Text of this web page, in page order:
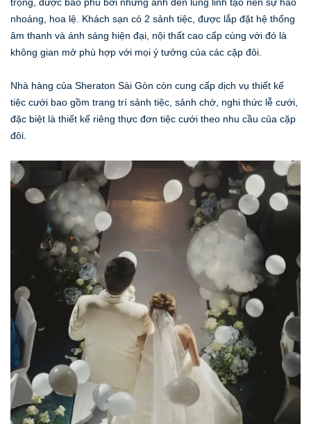
nhoáng, hoa lệ. Khách sạn có 2 sảnh tiệc, được lắp đặt hệ thống
âm thanh và ánh sáng hiện đại, nội thất cao cấp cùng với đó là
không gian mở phù hợp với mọi ý tưởng của các cặp đôi.
Nhà hàng của Sheraton Sài Gòn còn cung cấp dịch vụ thiết kế
tiệc cưới bao gồm trang trí sảnh tiệc, sảnh chờ, nghi thức lễ cưới,
đặc biệt là thiết kế riêng thực đơn tiệc cưới theo nhu cầu của cặp
đôi.